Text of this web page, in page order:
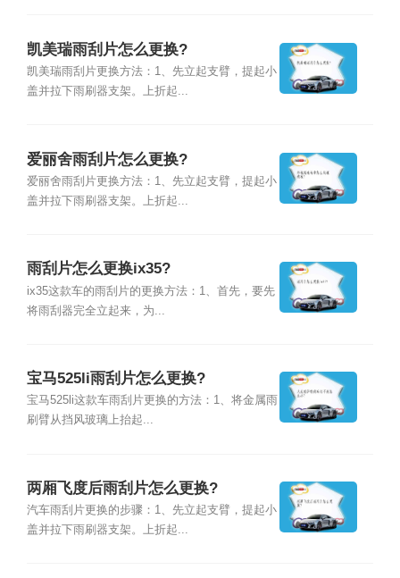
凯美瑞雨刮片怎么更换?
凯美瑞雨刮片更换方法：1、先立起支臂，提起小
盖并拉下雨刷器支架。上折起...
爱丽舍雨刮片怎么更换?
爱丽舍雨刮片更换方法：1、先立起支臂，提起小
盖并拉下雨刷器支架。上折起...
雨刮片怎么更换ix35?
ix35这款车的雨刮片的更换方法：1、首先，要先
将雨刮器完全立起来，为...
宝马525li雨刮片怎么更换?
宝马525li这款车雨刮片更换的方法：1、将金属雨
刷臂从挡风玻璃上抬起...
两厢飞度后雨刮片怎么更换?
汽车雨刮片更换的步骤：1、先立起支臂，提起小
盖并拉下雨刷器支架。上折起...